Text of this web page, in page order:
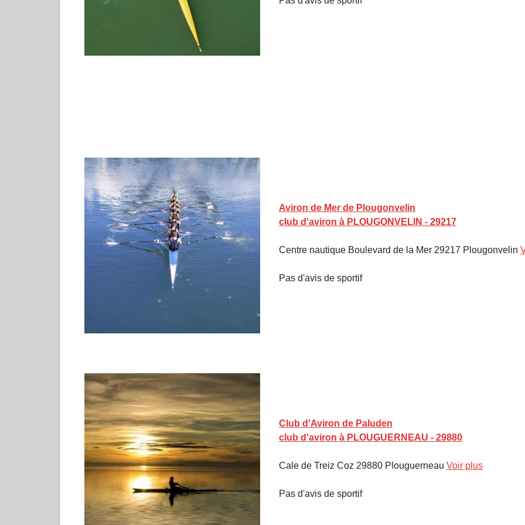
Aviron de Mer de Plougonvelin
club d'aviron à PLOUGONVELIN - 29217
Centre nautique Boulevard de la Mer 29217 Plougonvelin
Pas d'avis de sportif
Club d'Aviron de Paluden
club d'aviron à PLOUGUERNEAU - 29880
Cale de Treiz Coz 29880 Plouguerneau Voir plus
Pas d'avis de sportif